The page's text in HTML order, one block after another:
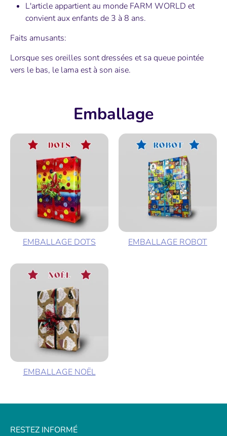
L'article appartient au monde FARM WORLD et
convient aux enfants de 3 à 8 ans.
Faits amusants:
Lorsque ses oreilles sont dressées et sa queue pointée
vers le bas, le lama est à son aise.
Emballage
EMBALLAGE DOTS EMBALLAGE ROBOT
EMBALLAGE NOËL
RESTEZ INFORMÉ